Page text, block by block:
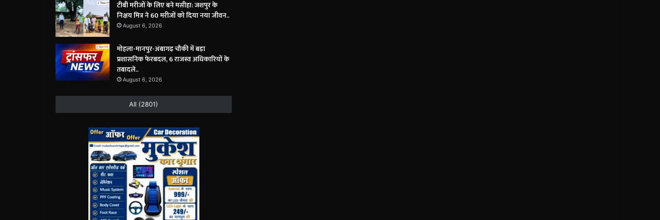
टीबी मरीजों के लिए बने मसीहा: जशपुर के
निक्षय मित्र ने 60 मरीजों को दिया नया जीवन..
August 6, 2026
मोहला-मानपुर-अंबागढ़ चौकी में बड़ा
प्रशासनिक फेरबदल, 6 राजस्व अधिकारियों के
तबादले..
August 6, 2026
All (2801)